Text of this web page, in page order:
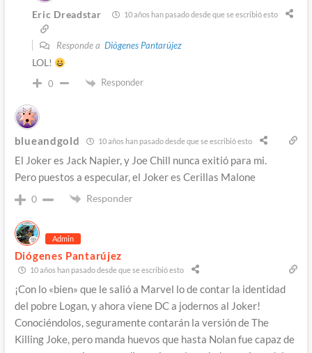
Eric Dreadstar 10 años han pasado desde que se escribió esto
Responde a Diógenes Pantarújez
LOL!
0 Responder
blueandgold 10 años han pasado desde que se escribió esto
El Joker es Jack Napier, y Joe Chill nunca exitió para mi.
Pero puestos a especular, el Joker es Cerillas Malone
0 Responder
Admin
Diógenes Pantarújez
10 años han pasado desde que se escribió esto
¡Con lo «bien» que le salió a Marvel lo de contar la identidad
del pobre Logan, y ahora viene DC a jodernos al Joker!
Conociéndolos, seguramente contarán la versión de The
Killing Joke, pero manda huevos que hasta Nolan fue capaz de